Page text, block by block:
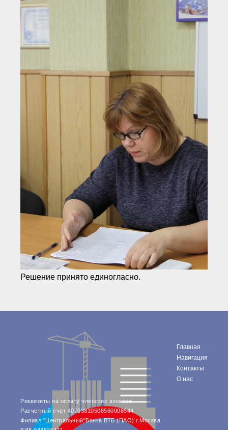
Решение принято единогласно.
Реквизиты на оплату членских взносов
Расчетный счет 40703810508560008544
Филиал "Центральный"Банка ВТБ (ПАО) г.Москва
Главная
Навигация
Контакты
О нас